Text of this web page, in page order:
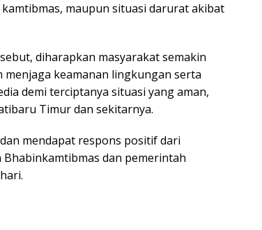
maupun situasi darurat akibat
diharapkan masyarakat semakin
keamanan lingkungan serta
demi terciptanya situasi yang aman,
Timur dan sekitarnya.
mendapat respons positif dari
dan pemerintah